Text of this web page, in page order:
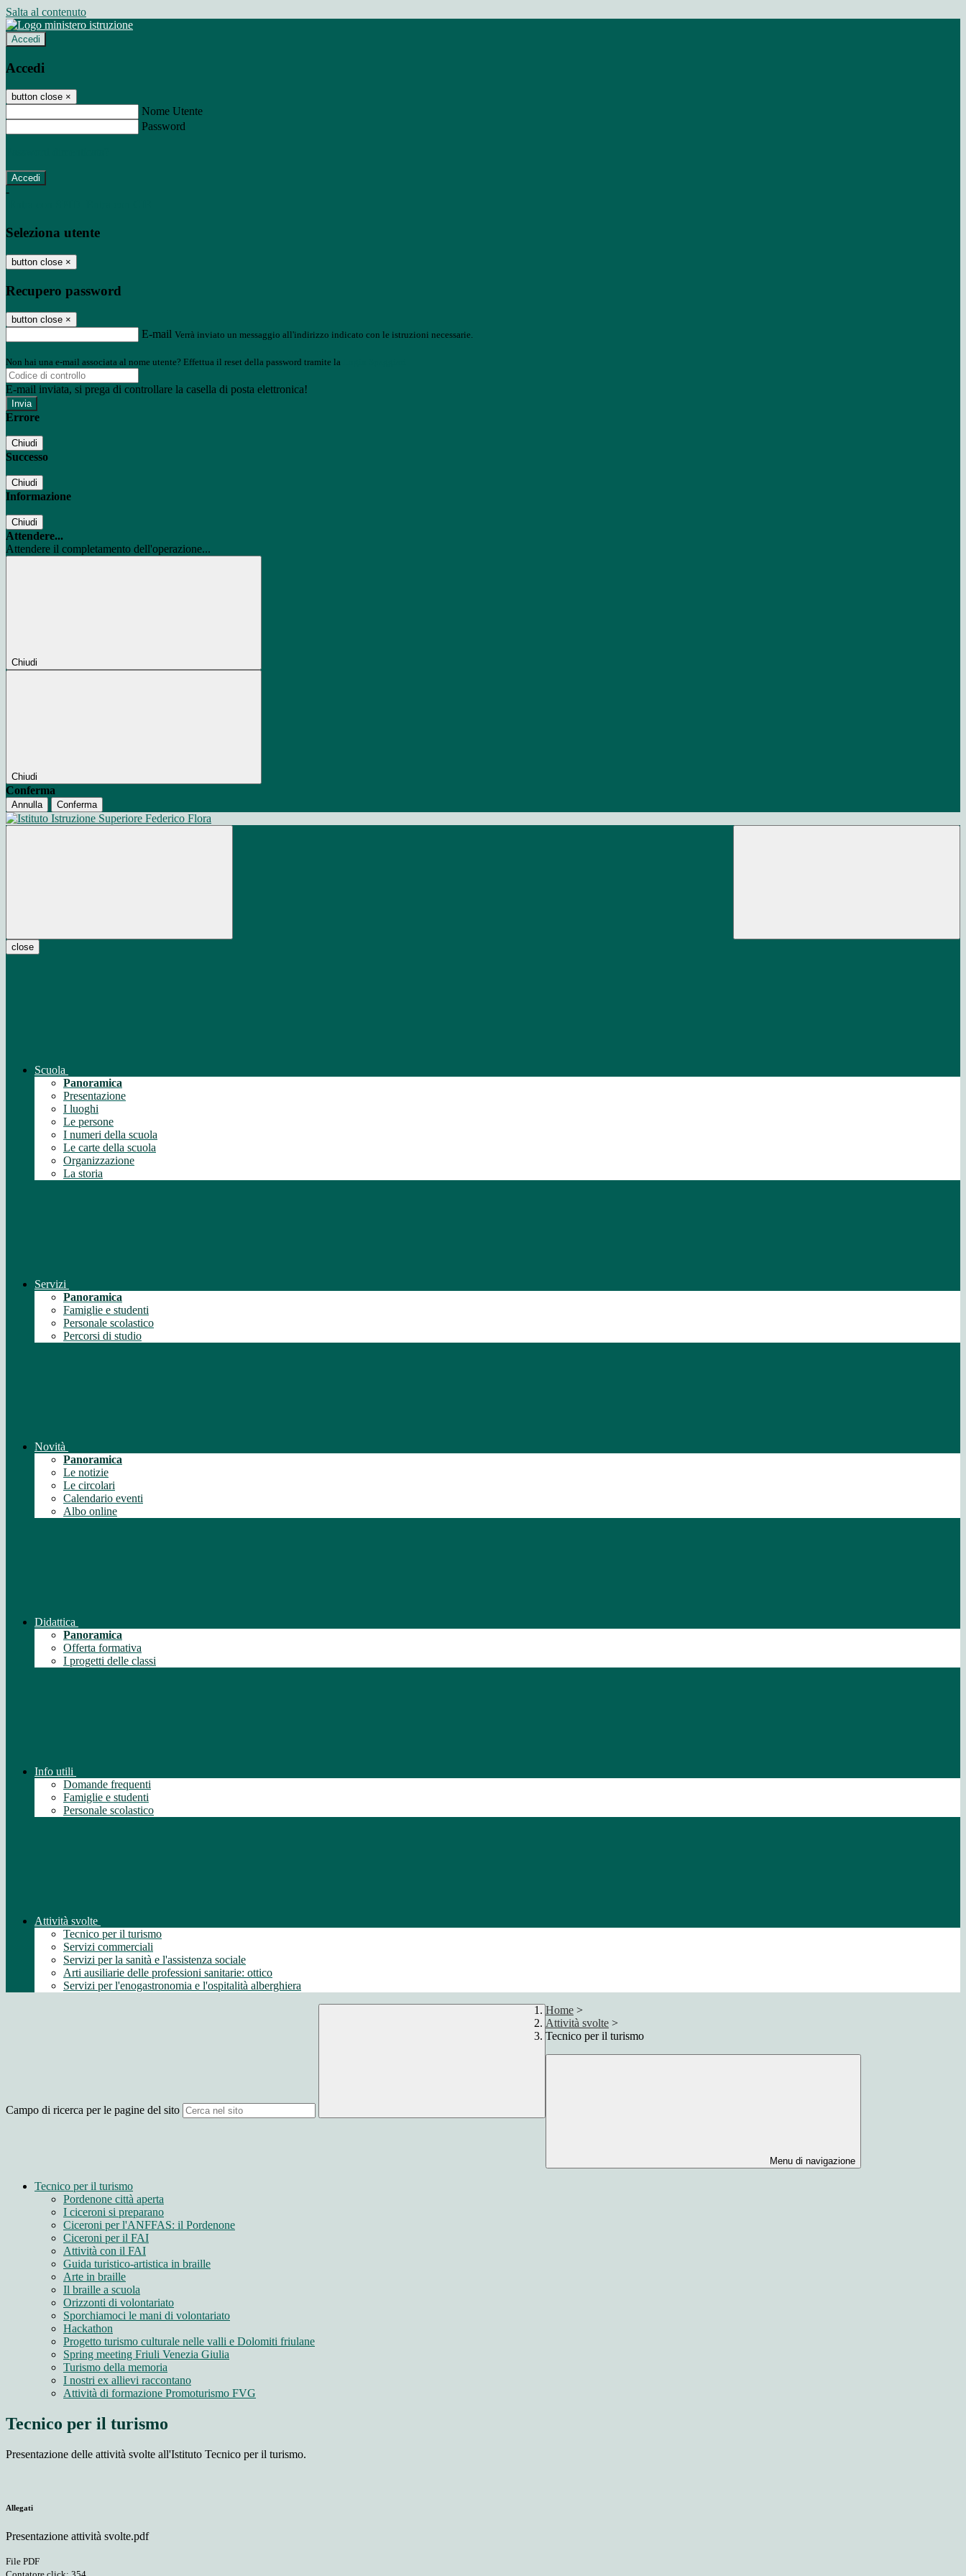
Salta al contenuto
Accedi
Accedi
button close ×
Nome Utente
Password
-
Seleziona utente
button close ×
Recupero password
button close ×
E-mail Verrà inviato un messaggio all'indirizzo indicato con le istruzioni necessarie.
Non hai una e-mail associata al nome utente? Effettua il reset della password tramite la
E-mail inviata, si prega di controllare la casella di posta elettronica!
Errore
Chiudi
Successo
Chiudi
Informazione
Chiudi
Attendere...
Attendere il completamento dell'operazione...
Chiudi
Chiudi
Conferma
Annulla Conferma
close
Scuola
Panoramica
Presentazione
I luoghi
Le persone
I numeri della scuola
Le carte della scuola
Organizzazione
La storia
Servizi
Panoramica
Famiglie e studenti
Personale scolastico
Percorsi di studio
Novità
Panoramica
Le notizie
Le circolari
Calendario eventi
Albo online
Didattica
Panoramica
Offerta formativa
I progetti delle classi
Info utili
Domande frequenti
Famiglie e studenti
Personale scolastico
Attività svolte
Tecnico per il turismo
Servizi commerciali
Servizi per la sanità e l'assistenza sociale
Arti ausiliarie delle professioni sanitarie: ottico
Servizi per l'enogastronomia e l'ospitalità alberghiera
Campo di ricerca per le pagine del sito
Home >
Attività svolte >
Tecnico per il turismo
Menu di navigazione
Tecnico per il turismo
Pordenone città aperta
I ciceroni si preparano
Ciceroni per l'ANFFAS: il Pordenone
Ciceroni per il FAI
Attività con il FAI
Guida turistico-artistica in braille
Arte in braille
Il braille a scuola
Orizzonti di volontariato
Sporchiamoci le mani di volontariato
Hackathon
Progetto turismo culturale nelle valli e Dolomiti friulane
Spring meeting Friuli Venezia Giulia
Turismo della memoria
I nostri ex allievi raccontano
Attività di formazione Promoturismo FVG
Tecnico per il turismo
Presentazione delle attività svolte all'Istituto Tecnico per il turismo.
Allegati
Presentazione attività svolte.pdf
File PDF